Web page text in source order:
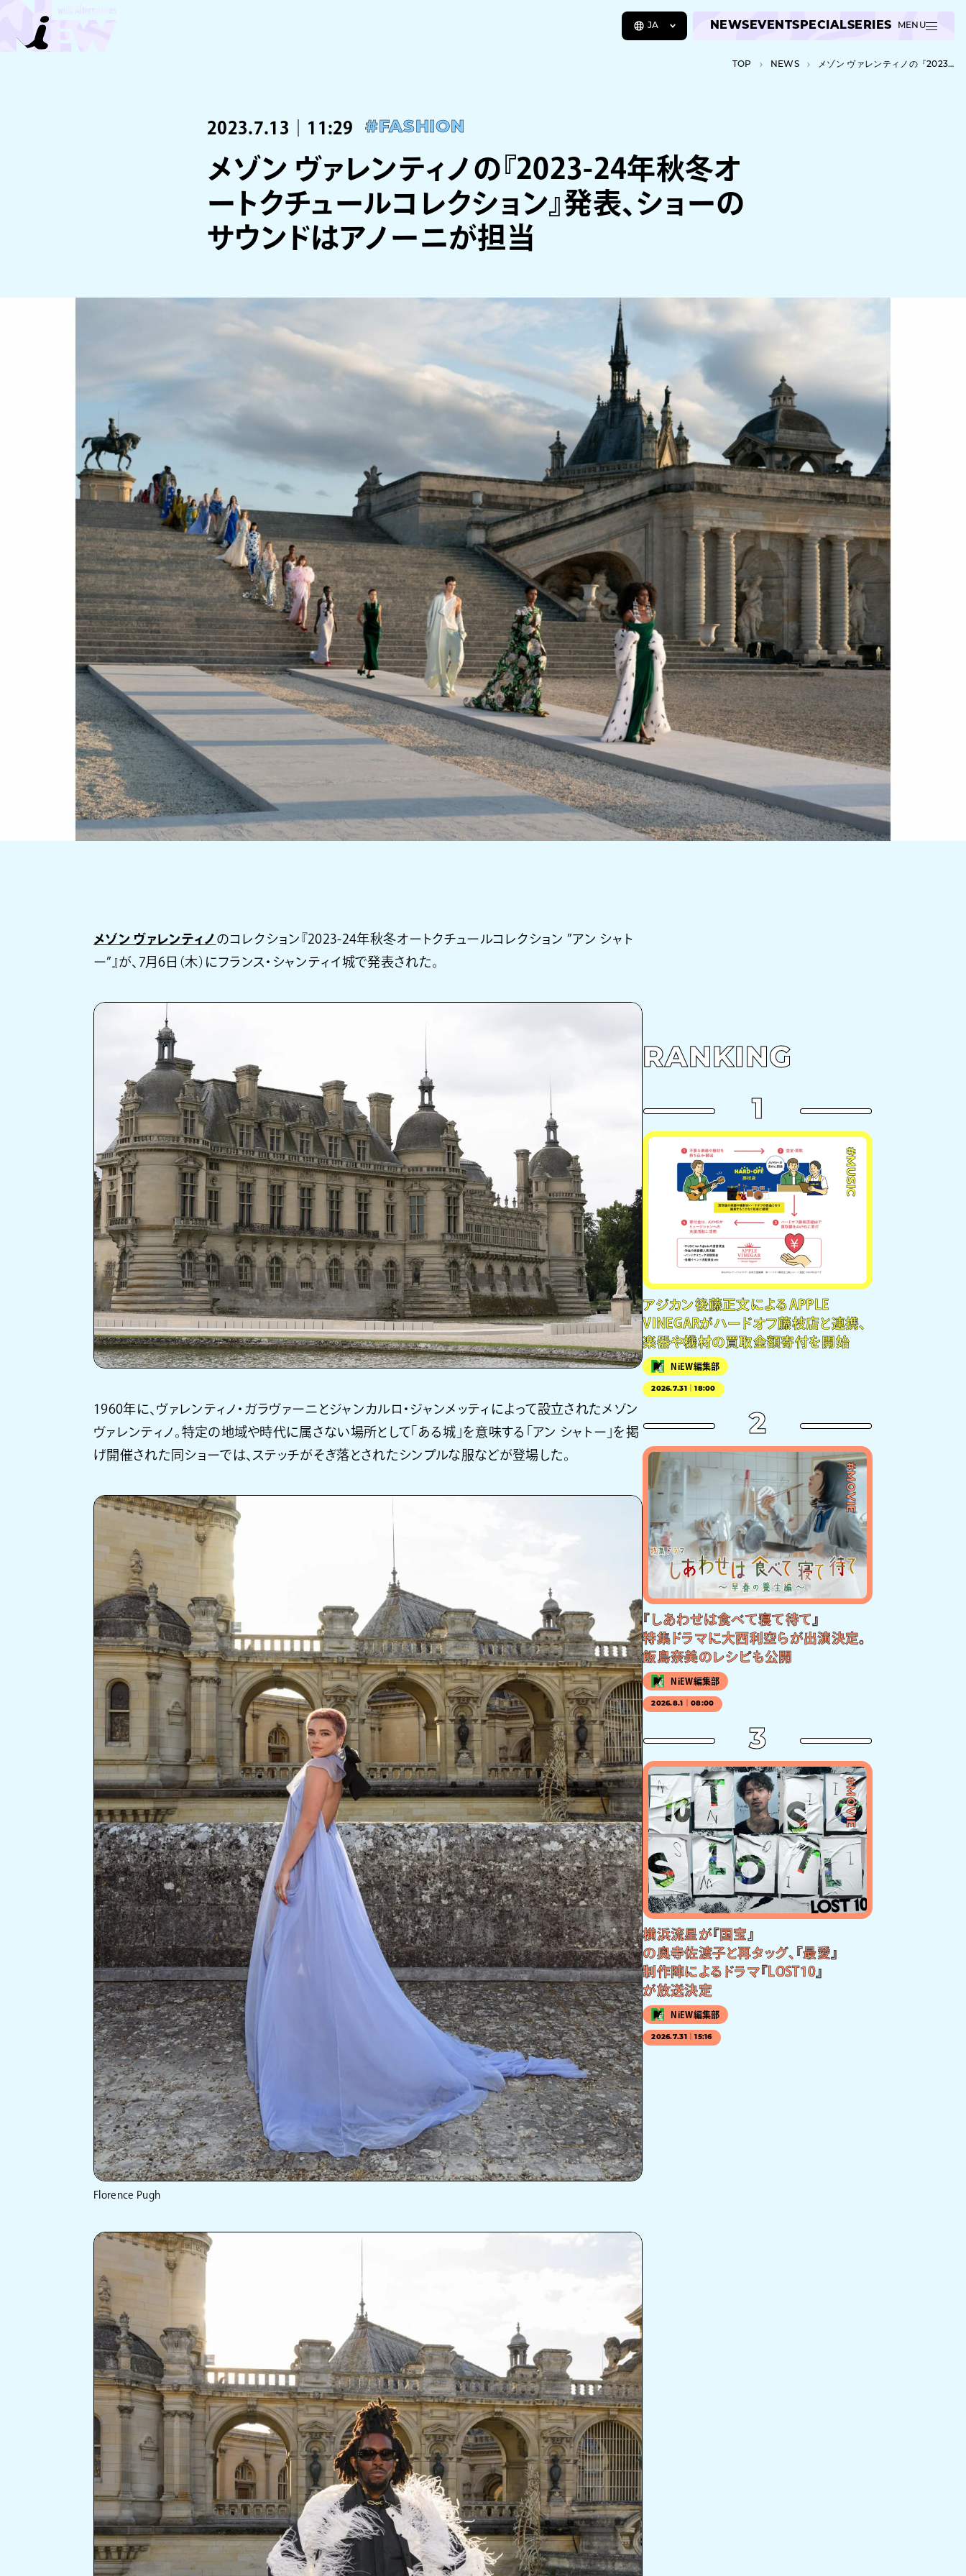
JA NEWS EVENTSPECIALSERIES MENU
TOP NEWS メゾン ヴァレンティノの『2023-24年秋冬オートクチュールコレクション』発表、ショーのサウンドはアノーニが担当
2023.7.13｜11:29 #FASHION
メゾン ヴァレンティノの『2023-24年秋冬オ
ートクチュールコレクション』発表、ショーの
サウンドはアノーニが担当
メゾン ヴァレンティノ のコレクション『2023-24年秋冬オートクチュールコレクション ”アン シャト
ー”』が、7月6日（木）にフランス・シャンティイ城で発表された。
1960年に、ヴァレンティノ・ガラヴァーニとジャンカルロ・ジャンメッティによって設立されたメゾン
ヴァレンティノ。特定の地域や時代に属さない場所として「ある城」を意味する「アン シャトー」を掲
げ開催された同ショーでは、ステッチがそぎ落とされたシンプルな服などが登場した。
Florence Pugh
RANKING
1
#MUSIC
アジカン後藤正文によるAPPLE
VINEGARがハードオフ藤枝店と連携、
楽器や機材の買取金額寄付を開始
NiEW編集部
2026.7.31｜18:00
2
#MOVIE
『しあわせは食べて寝て待て』
特集ドラマに大西利空らが出演決定。
飯島奈美のレシピも公開
NiEW編集部
2026.8.1｜08:00
3
#MOVIE
横浜流星が『国宝』
の奥寺佐渡子と再タッグ、『最愛』
制作陣によるドラマ『LOST10』
が放送決定
NiEW編集部
2026.7.31｜15:16